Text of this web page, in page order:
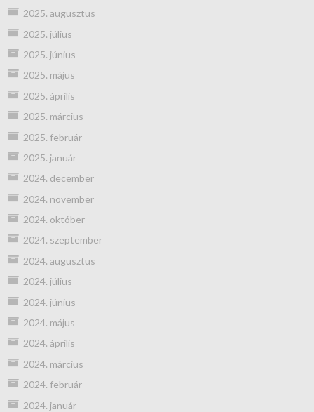
2025. augusztus
2025. július
2025. június
2025. május
2025. április
2025. március
2025. február
2025. január
2024. december
2024. november
2024. október
2024. szeptember
2024. augusztus
2024. július
2024. június
2024. május
2024. április
2024. március
2024. február
2024. január